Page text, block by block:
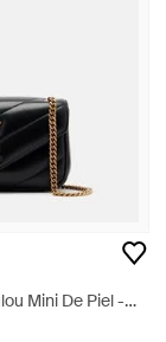
Mini De Piel -